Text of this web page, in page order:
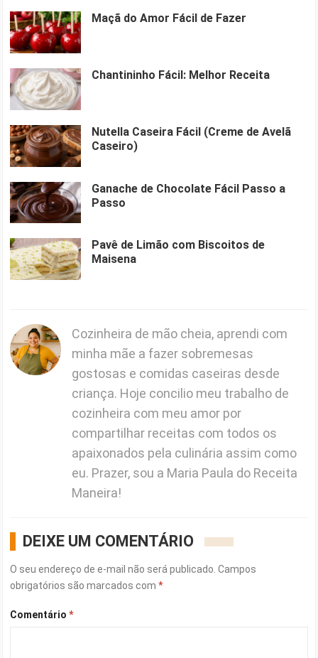
Maçã do Amor Fácil de Fazer
Chantininho Fácil: Melhor Receita
Nutella Caseira Fácil (Creme de Avelã
Caseiro)
Ganache de Chocolate Fácil Passo a
Passo
Pavê de Limão com Biscoitos de
Maisena
Cozinheira de mão cheia, aprendi com
minha mãe a fazer sobremesas
gostosas e comidas caseiras desde
criança. Hoje concilio meu trabalho de
cozinheira com meu amor por
compartilhar receitas com todos os
apaixonados pela culinária assim como
eu. Prazer, sou a Maria Paula do Receita
Maneira!
DEIXE UM COMENTÁRIO
O seu endereço de e-mail não será publicado. Campos
obrigatórios são marcados com*
Comentário*